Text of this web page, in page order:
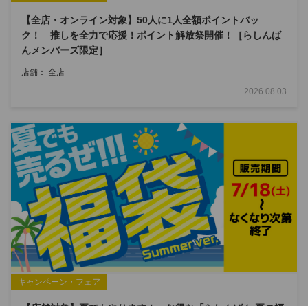
【全店・オンライン対象】50人に1人全額ポイントバッ
ク！ 推しを全力で応援！ポイント解放祭開催！［らしんば
んメンバーズ限定］
店舗： 全店
2026.08.03
キャンペーン・フェア